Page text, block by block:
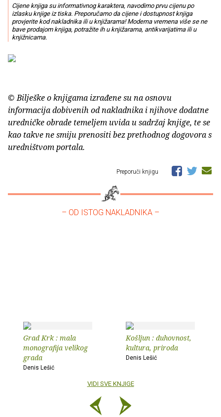
Cijene knjiga su informativnog karaktera, navodimo prvu cijenu po
izlasku knjige iz tiska. Preporučamo da cijene i dostupnost knjiga
provjerite kod nakladnika ili u knjižarama! Moderna vremena više se ne
bave prodajom knjiga, potražite ih u knjižarama, antikvarijatima ili u
knjižnicama.
© Bilješke o knjigama izrađene su na osnovu
informacija dobivenih od nakladnika i njihove dodatne
uredničke obrade temeljem uvida u sadržaj knjige, te se
kao takve ne smiju prenositi bez prethodnog dogovora s
uredništvom portala.
Preporuči knjigu
– OD ISTOG NAKLADNIKA –
Grad Krk : mala
monografija velikog
grada
Denis Lešić
Košljun : duhovnost,
kultura, priroda
Denis Lešić
VIDI SVE KNJIGE